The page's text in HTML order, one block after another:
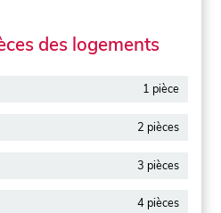
des logements
1 pièce
2 pièces
3 pièces
4 pièces